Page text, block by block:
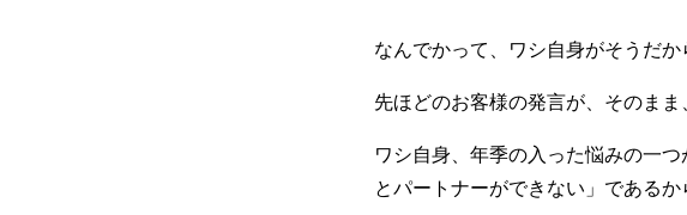
なんでかって、ワシ自身がそうだか
先ほどのお客様の発言が、そのま
ワシ自身、年季の入った悩みの一
とパートナーができない」であるか